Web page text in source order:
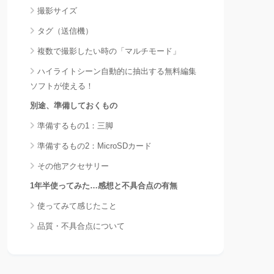
撮影サイズ
タグ（送信機）
複数で撮影したい時の「マルチモード」
ハイライトシーン自動的に抽出する無料編集
ソフトが使える！
別途、準備しておくもの
準備するもの1：三脚
準備するもの2：MicroSDカード
その他アクセサリー
1年半使ってみた…感想と不具合点の有無
使ってみて感じたこと
品質・不具合点について